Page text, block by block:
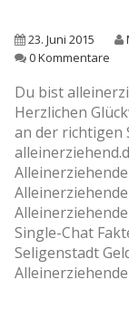
23. Juni 2015
0 Kommentare
Du bist
Herzlichen
an der richtigen
Single-Chat
Seligenstadt